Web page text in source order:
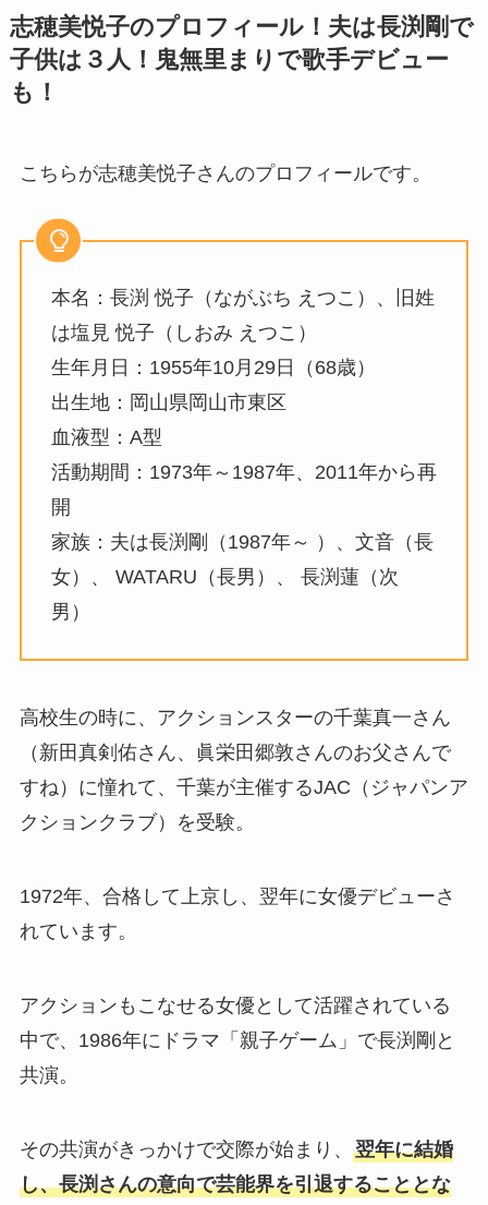
志穂美悦子のプロフィール！夫は長渕剛で
子供は３人！鬼無里まりで歌手デビュー
も！
こちらが志穂美悦子さんのプロフィールです。
本名：長渕 悦子（ながぶち えつこ）、旧姓
は塩見 悦子（しおみ えつこ）
生年月日：1955年10月29日（68歳）
出生地：岡山県岡山市東区
血液型：A型
活動期間：1973年～1987年、2011年から再
開
家族：夫は長渕剛（1987年～ ）、文音（長
女）、 WATARU（長男）、 長渕蓮（次
男）
高校生の時に、アクションスターの千葉真一さん
（新田真剣佑さん、眞栄田郷敦さんのお父さんで
すね）に憧れて、千葉が主催するJAC（ジャパンア
クションクラブ）を受験。
1972年、合格して上京し、翌年に女優デビューさ
れています。
アクションもこなせる女優として活躍されている
中で、1986年にドラマ「親子ゲーム」で長渕剛と
共演。
その共演がきっかけで交際が始まり、 翌年に結婚
し、長渕さんの意向で芸能界を引退することとな